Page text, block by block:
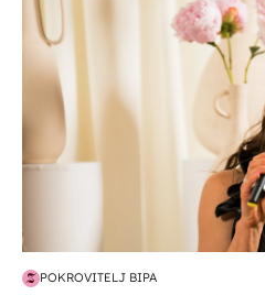
POKROVITELJ BIPA